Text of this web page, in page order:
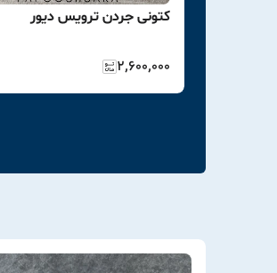
کتونی جردن ترویس دیور
۲٬۶۰۰٬۰۰۰